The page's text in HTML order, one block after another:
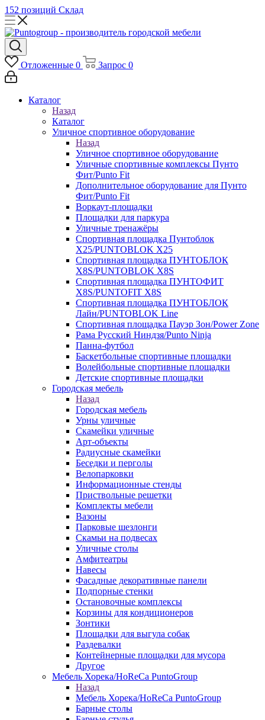
152 позиций Склад
Отложенные 0 Запрос 0
Каталог
Назад
Каталог
Уличное спортивное оборудование
Назад
Уличное спортивное оборудование
Уличные спортивные комплексы Пунто
Фит/Punto Fit
Дополнительное оборудование для Пунто
Фит/Punto Fit
Воркаут-площадки
Площадки для паркура
Уличные тренажёры
Спортивная площадка Пунтоблок
Х25/PUNTOBLOK X25
Спортивная площадка ПУНТОБЛОК
X8S/PUNTOBLOK X8S
Спортивная площадка ПУНТОФИТ
X8S/PUNTOFIT X8S
Спортивная площадка ПУНТОБЛОК
Лайн/PUNTOBLOK Line
Спортивная площадка Пауэр Зон/Power Zone
Рама Русский Ниндзя/Punto Ninja
Панна-футбол
Баскетбольные спортивные площадки
Волейбольные спортивные площадки
Детские спортивные площадки
Городская мебель
Назад
Городская мебель
Урны уличные
Скамейки уличные
Арт-объекты
Радиусные скамейки
Беседки и перголы
Велопарковки
Информационные стенды
Приствольные решетки
Комплекты мебели
Вазоны
Парковые шезлонги
Скамьи на подвесах
Уличные столы
Амфитеатры
Навесы
Фасадные декоративные панели
Подпорные стенки
Остановочные комплексы
Корзины для кондиционеров
Зонтики
Площадки для выгула собак
Раздевалки
Контейнерные площадки для мусора
Другое
Мебель Хорека/HoReCa PuntoGroup
Назад
Мебель Хорека/HoReCa PuntoGroup
Барные столы